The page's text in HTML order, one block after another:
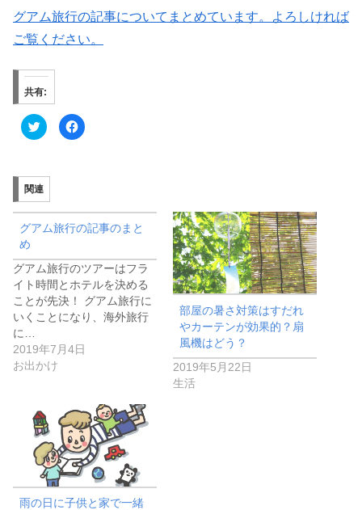
グアム旅行の記事についてまとめています。よろしければ
ご覧ください。
共有:
ク
リ
T
w
i
t
e
共
有
(
新
し
い
ウ
ド
ウ
で
)
F
a
共
有
す
は
ク
リ
ッ
ク
し
て
さ
い
ィ
ン
ド
ウ
で
開
き
す
)
関連
グアム旅行の記事のまと
め
グアム旅行のツアーはフラ
イト時間とホテルを決める
ことが先決！ グアム旅行に
いくことになり、海外旅行
に…
2019年7月4日
お出かけ
部屋の暑さ対策はすだれ
やカーテンが効果的？扇
風機はどう？
2019年5月22日
生活
雨の日に子供と家で一緒